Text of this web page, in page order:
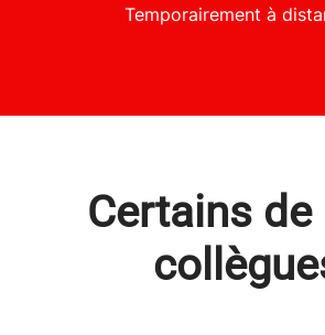
Temporairement à
Certains de